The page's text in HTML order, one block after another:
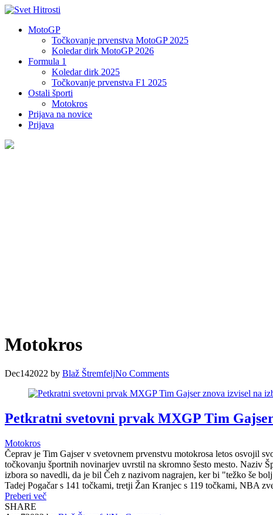
MotoGP
Točkovanje prvenstva MotoGP 2025
Koledar dirk MotoGP 2026
Formula 1
Koledar dirk 2025
Točkovanje prvenstva F1 2025
Ostali športi
Motokros
Prijava na novice
Prijava
Motokros
Dec142022 by Blaž ŠtremfeljNo Comments
Petkratni svetovni prvak MXGP Tim
Motokros
Čeprav je Tim Gajser v svetovnem prvenstvu motokrosa letos osvojil
točkovanju športnih novinarjev uvrstil na skromno šesto mesto. Naziv
izbora so navedli, da je bil Čeh z nazivom nagrajen, ker bi "težko še
Tadej Pogačar s 141 točkami, tretji Žan Kranjec s 119 točkami, NBA
Preberi več
SHARE